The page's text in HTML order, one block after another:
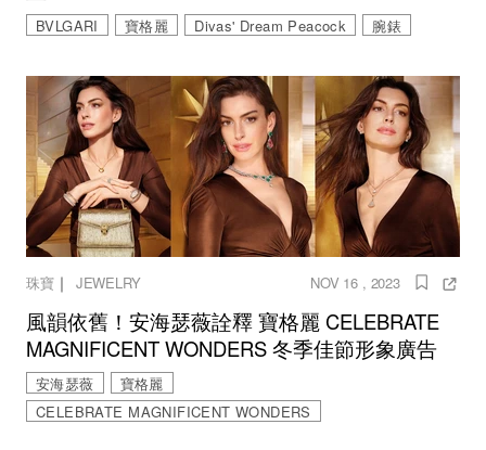
BVLGARI 寶格麗 Divas' Dream Peacock 腕錶
珠寶｜ JEWELRY NOV 16 , 2023
風韻依舊！安海瑟薇詮釋 寶格麗 CELEBRATE
MAGNIFICENT WONDERS 冬季佳節形象廣告
安海瑟薇
寶格麗
CELEBRATE MAGNIFICENT WONDERS